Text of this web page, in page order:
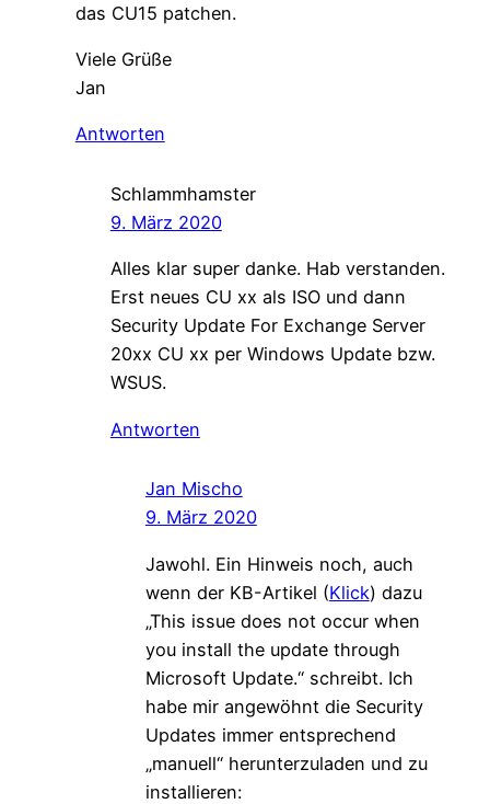
das CU15 patchen.
Viele Grüße
Jan
Antworten
Schlammhamster
9. März 2020
Alles klar super danke. Hab verstanden.
Erst neues CU xx als ISO und dann
Security Update For Exchange Server
20xx CU xx per Windows Update bzw.
WSUS.
Antworten
Jan Mischo
9. März 2020
Jawohl. Ein Hinweis noch, auch
wenn der KB-Artikel (Klick) dazu
„This issue does not occur when
you install the update through
Microsoft Update.“ schreibt. Ich
habe mir angewöhnt die Security
Updates immer entsprechend
„manuell“ herunterzuladen und zu
installieren: